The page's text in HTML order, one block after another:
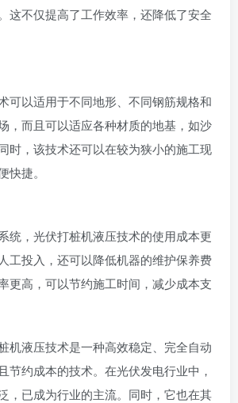
这不仅提高了工作效率，还降低了安全
可以适用于不同地形、不同钢筋规格和
，而且可以适应各种材质的地基，如沙
时，该技术还可以在较为狭小的施工现
捷。
统，光伏打桩机液压技术的使用成本更
工投入，还可以降低机器的维护保养费
更高，可以节约施工时间，减少成本支
机液压技术是一种高效稳定、完全自动
节约成本的技术。在光伏发电行业中，
，已成为行业的主流。同时，它也在其